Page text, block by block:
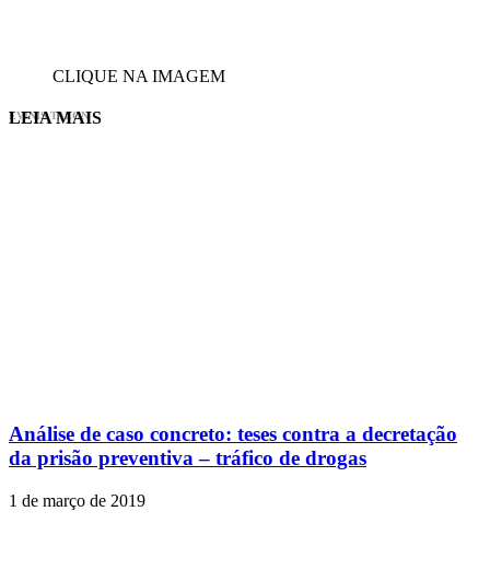
CLIQUE NA IMAGEM
EVINIS TALON
LEIA MAIS
Análise de caso concreto: teses contra a decretação
da prisão preventiva – tráfico de drogas
1 de março de 2019